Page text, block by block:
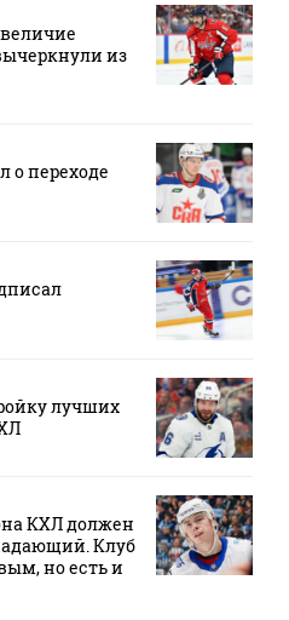
из
о переходе
лучших
КХЛ должен
Клуб
но есть и